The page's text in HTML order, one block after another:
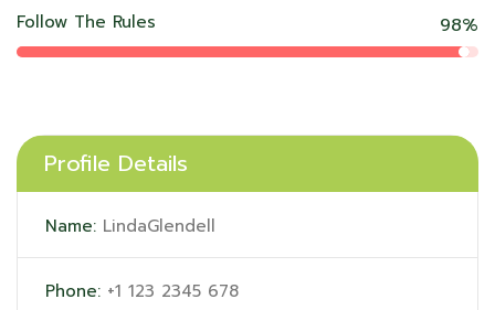
Follow The Rules 98%
Profile Details
Name: LindaGlendell
Phone: +1 123 2345 678